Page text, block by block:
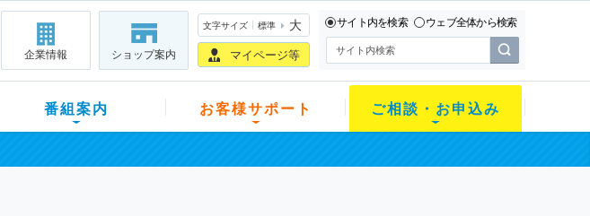
企業情報 ショップ案内
文字サイズ 標準 大
マイページ等
サイト内を検索 ウェブ全体から検索
番組案内 お客様サポート ご相談・お申込み